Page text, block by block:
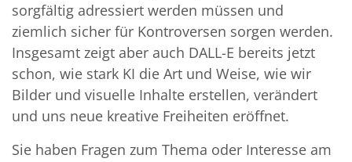
sorgfältig adressiert werden müssen und
ziemlich sicher für Kontroversen sorgen werden.
Insgesamt zeigt aber auch DALL-E bereits jetzt
schon, wie stark KI die Art und Weise, wie wir
Bilder und visuelle Inhalte erstellen, verändert
und uns neue kreative Freiheiten eröffnet.
Sie haben Fragen zum Thema oder Interesse am